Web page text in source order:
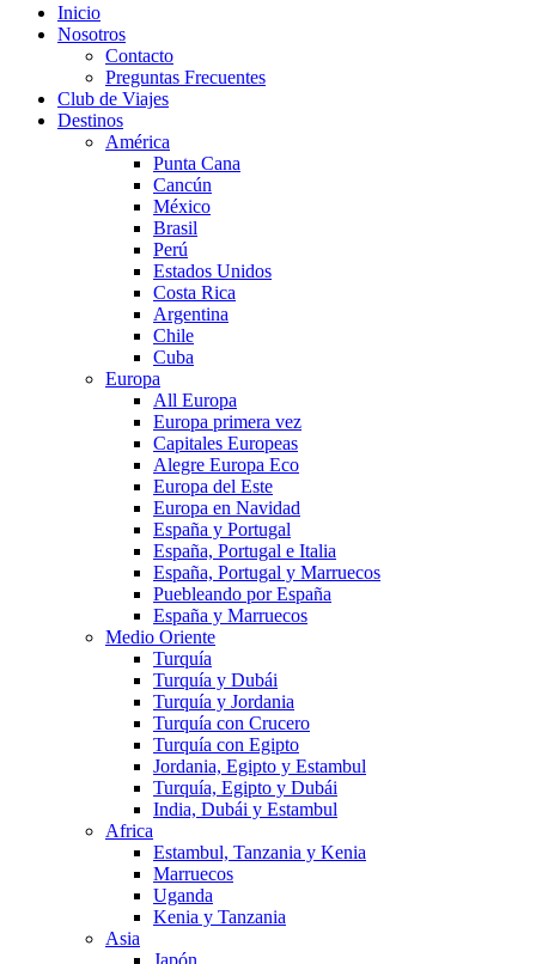
Inicio
Nosotros
Contacto
Preguntas Frecuentes
Club de Viajes
Destinos
América
Punta Cana
Cancún
México
Brasil
Perú
Estados Unidos
Costa Rica
Argentina
Chile
Cuba
Europa
All Europa
Europa primera vez
Capitales Europeas
Alegre Europa Eco
Europa del Este
Europa en Navidad
España y Portugal
España, Portugal e Italia
España, Portugal y Marruecos
Puebleando por España
España y Marruecos
Medio Oriente
Turquía
Turquía y Dubái
Turquía y Jordania
Turquía con Crucero
Turquía con Egipto
Jordania, Egipto y Estambul
Turquía, Egipto y Dubái
India, Dubái y Estambul
Africa
Estambul, Tanzania y Kenia
Marruecos
Uganda
Kenia y Tanzania
Asia
Japón